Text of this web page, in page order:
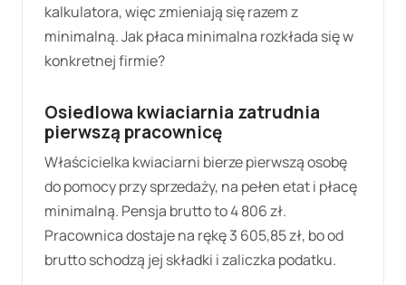
kalkulatora, więc zmieniają się razem z
minimalną. Jak płaca minimalna rozkłada się w
konkretnej firmie?
Osiedlowa kwiaciarnia zatrudnia
pierwszą pracownicę
Właścicielka kwiaciarni bierze pierwszą osobę
do pomocy przy sprzedaży, na pełen etat i płacę
minimalną. Pensja brutto to4 806 zł.
Pracownica dostaje na rękę3 605,85 zł, bo od
brutto schodzą jej składki i zaliczka podatku.